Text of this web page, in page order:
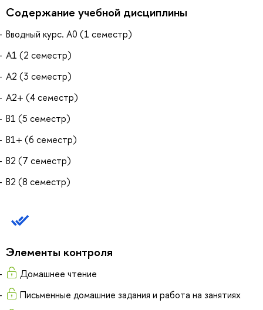
Содержание учебной дисциплины
Вводный курс. А0 (1 семестр)
А1 (2 семестр)
А2 (3 семестр)
А2+ (4 семестр)
В1 (5 семестр)
В1+ (6 семестр)
В2 (7 семестр)
В2 (8 семестр)
Элементы контроля
Домашнее чтение
Письменные домашние задания и работа на занятиях